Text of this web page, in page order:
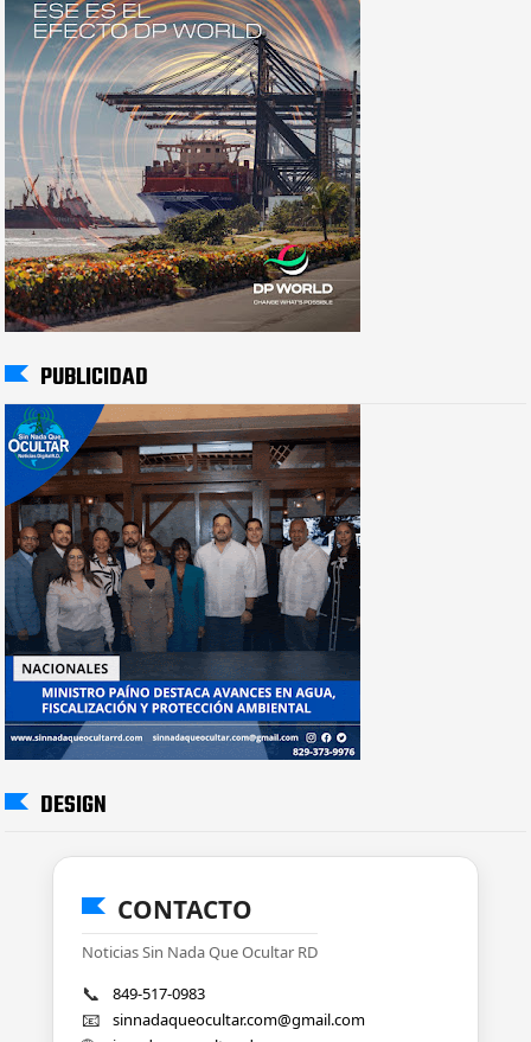
PUBLICIDAD
DESIGN
CONTACTO
Noticias Sin Nada Que Ocultar RD
📞 849-517-0983
📧 sinnadaqueocultar.com@gmail.com